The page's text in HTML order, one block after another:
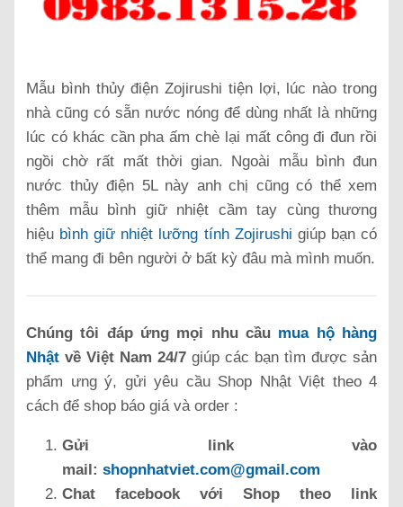
Mẫu bình thủy điện Zojirushi tiện lợi, lúc nào trong
nhà cũng có sẵn nước nóng để dùng nhất là những
lúc có khác cần pha ấm chè lại mất công đi đun rồi
ngồi chờ rất mất thời gian. Ngoài mẫu bình đun
nước thủy điện 5L này anh chị cũng có thể xem
thêm mẫu bình giữ nhiệt cầm tay cùng thương
hiệu bình giữ nhiệt lưỡng tính Zojirushi giúp bạn có
thể mang đi bên người ở bất kỳ đâu mà mình muốn.
Chúng tôi đáp ứng mọi nhu cầu mua hộ hàng
Nhật về Việt Nam 24/7 giúp các bạn tìm được sản
phẩm ưng ý, gửi yêu cầu Shop Nhật Việt theo 4
cách để shop báo giá và order :
Gửi link vào
mail: shopnhatviet.com@gmail.com
Chat facebook với Shop theo link